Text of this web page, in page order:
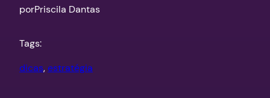
porPriscila Dantas
Tags:
dicas, estratégia